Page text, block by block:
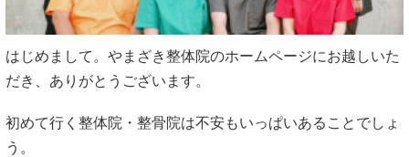
はじめまして。やまざき整体院のホームページにお越しいた
だき、ありがとうございます。
初めて行く整体院・整骨院は不安もいっぱいあることでしょ
う。